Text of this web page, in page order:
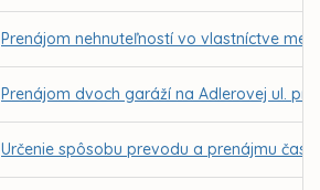
Prenájom nehnuteľností vo vlastníctve
Prenájom dvoch garáží na Adlerovej ul.
Určenie spôsobu prevodu a prenájmu